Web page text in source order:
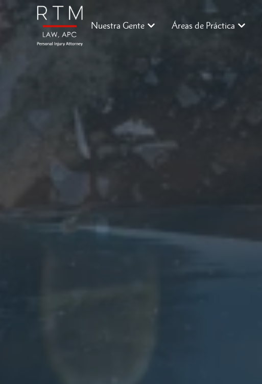
Nuestra Gente Áreas de Práctica